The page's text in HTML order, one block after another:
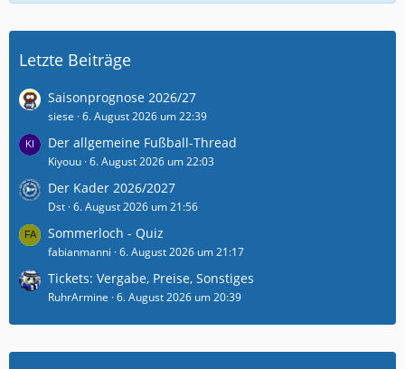
Letzte Beiträge
Saisonprognose 2026/27
siese 6. August 2026 um 22:39
Der allgemeine Fußball-Thread
Kiyouu 6. August 2026 um 22:03
Der Kader 2026/2027
Dst 6. August 2026 um 21:56
Sommerloch - Quiz
fabianmanni 6. August 2026 um 21:17
Tickets: Vergabe, Preise, Sonstiges
RuhrArmine 6. August 2026 um 20:39